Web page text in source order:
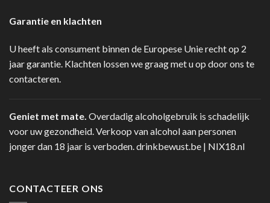
Garantie en klachten
U heeft als consument binnen de Europese Unie recht op 2
jaar garantie. Klachten lossen we graag met u op door ons te
contacteren.
Geniet met mate. Overdadig alcoholgebruik is schadelijk
voor uw gezondheid. Verkoop van alcohol aan personen
jonger dan 18 jaar is verboden.drinkbewust.be | NIX18.nl
CONTACTEER ONS